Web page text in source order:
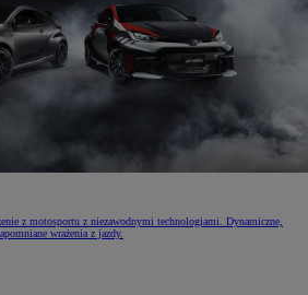
z motosportu z niezawodnymi technologiami. Dynamiczne,
wrażenia z jazdy.